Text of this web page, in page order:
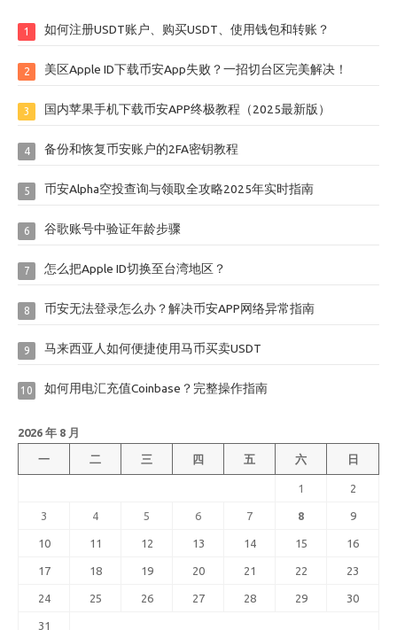
1 如何注册USDT账户、购买USDT、使用钱包和转账？
2 美区Apple ID下载币安App失败？一招切台区完美解决！
3 国内苹果手机下载币安APP终极教程（2025最新版）
4 备份和恢复币安账户的2FA密钥教程
5 币安Alpha空投查询与领取全攻略2025年实时指南
6 谷歌账号中验证年龄步骤
7 怎么把Apple ID切换至台湾地区？
8 币安无法登录怎么办？解决币安APP网络异常指南
9 马来西亚人如何便捷使用马币买卖USDT
10 如何用电汇充值Coinbase？完整操作指南
2026 年 8 月
一 二 三 四 五 六 日
1 2
3 4 5 6 7 8 9
10 11 12 13 14 15 16
17 18 19 20 21 22 23
24 25 26 27 28 29 30
31